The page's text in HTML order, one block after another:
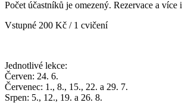
Počet účastníků je omezený. Rezervace a více
Vstupné 200 Kč / 1 cvičení
Jednotlivé lekce:
Červen: 24. 6.
Červenec: 1., 8., 15., 22. a 29. 7.
Srpen: 5., 12., 19. a 26. 8.